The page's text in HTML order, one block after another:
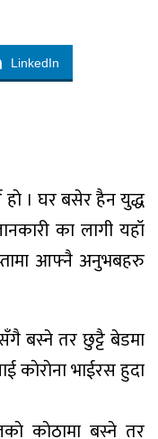
LinkedIn
हाे । घर बसेर हैन युद्ध
का लागी यहॉ
आफ्नै अनुभबहरु
बस्ने तर छुट्टै बेडमा
काेराेना भाईरस हुदा
काेठामा बस्ने तर